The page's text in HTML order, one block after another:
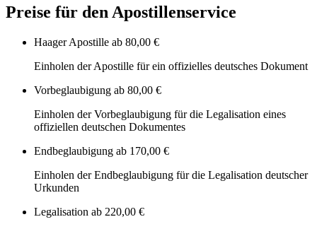
Preise für den Apostillenservice
Haager Apostille ab 80,00 €
Einholen der Apostille für ein offizielles deutsches Dokument
Vorbeglaubigung ab 80,00 €
Einholen der Vorbeglaubigung für die Legalisation eines
offiziellen deutschen Dokumentes
Endbeglaubigung ab 170,00 €
Einholen der Endbeglaubigung für die Legalisation deutscher
Urkunden
Legalisation ab 220,00 €